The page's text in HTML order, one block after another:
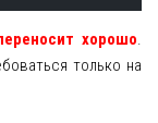
хорошо.
только на